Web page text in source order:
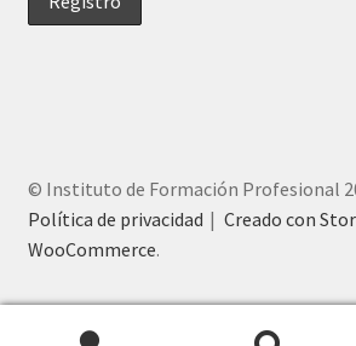
© Instituto de Formación Profesional
Política de privacidad
Creado con
WooCommerce.